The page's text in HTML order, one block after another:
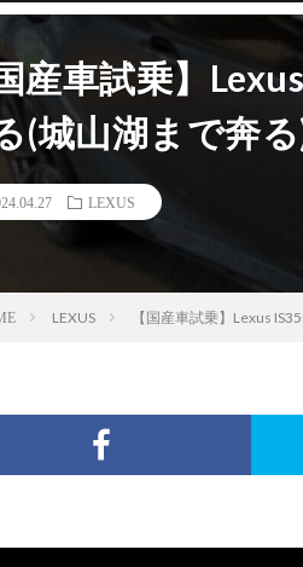
国産車試乗】
(城山湖まで奔
LEXUS
LEXUS 【国産車試乗】Lexus